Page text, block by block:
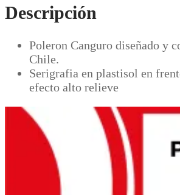
Descripción
Poleron Canguro diseñado y
Chile.
Serigrafia en plastisol en
efecto alto relieve